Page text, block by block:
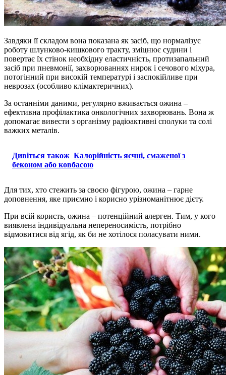
Завдяки її складом вона показана як засіб, що нормалізує
роботу шлунково-кишкового тракту, зміцнює судини і
повертає їх стінок необхідну еластичність, протизапальний
засіб при пневмонії, захворюваннях нирок і сечового міхура,
потогінний при високій температурі і заспокійливе при
неврозах (особливо клімактеричних).
За останніми даними, регулярно вживається ожина –
ефективна профілактика онкологічних захворювань. Вона ж
допомагає вивести з організму радіоактивні сполуки та солі
важких металів.
Дивіться також Калорійність яєчні, смаженої з
беконом або ковбасою
Для тих, хто стежить за своєю фігурою, ожина – гарне
доповнення, яке приємно і корисно урізноманітнює дієту.
При всій користь, ожина – потенційний алерген. Тим, у кого
виявлена індивідуальна непереносимість, потрібно
відмовитися від ягід, як би не хотілося поласувати ними.